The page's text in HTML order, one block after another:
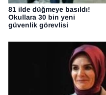
81 ilde düğmeye basıldı!
Okullara 30 bin yeni
güvenlik görevlisi